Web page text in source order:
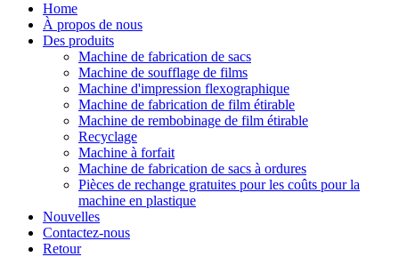
Home
À propos de nous
Des produits
Machine de fabrication de sacs
Machine de soufflage de films
Machine d'impression flexographique
Machine de fabrication de film étirable
Machine de rembobinage de film étirable
Recyclage
Machine à forfait
Machine de fabrication de sacs à ordures
Pièces de rechange gratuites pour les coûts pour la
machine en plastique
Nouvelles
Contactez-nous
Retour